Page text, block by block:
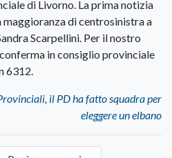
di Livorno. La prima notizia
di centrosinistra a
Scarpellini. Per il nostro
in consiglio provinciale
6312.
il PD ha fatto squadra per
eleggere un elbano